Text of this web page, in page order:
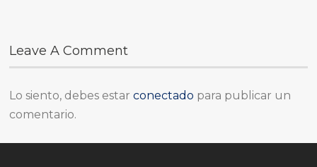
Leave A Comment
Lo siento, debes estarconectado para publicar un
comentario.